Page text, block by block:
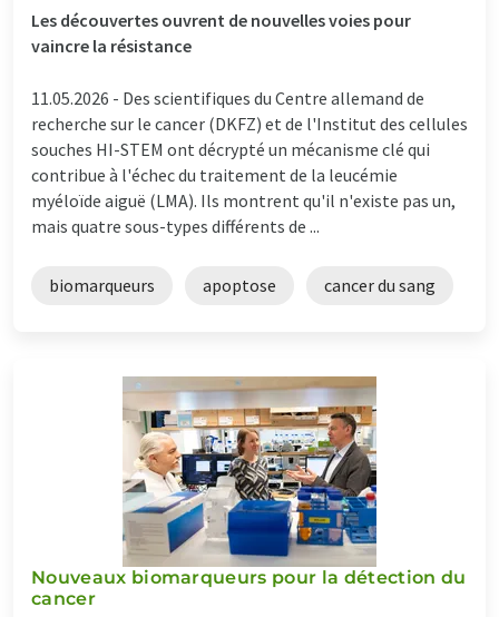
Les découvertes ouvrent de nouvelles voies pour
vaincre la résistance
11.05.2026 - Des scientifiques du Centre allemand de
recherche sur le cancer (DKFZ) et de l'Institut des cellules
souches HI-STEM ont décrypté un mécanisme clé qui
contribue à l'échec du traitement de la leucémie
myéloïde aiguë (LMA). Ils montrent qu'il n'existe pas un,
mais quatre sous-types différents de ...
biomarqueurs apoptose cancer du sang
Nouveaux biomarqueurs pour la détection du
cancer